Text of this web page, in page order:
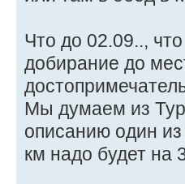
Что до 02.09..,
добирание до
Мы думаем из
описанию один
км надо будет на